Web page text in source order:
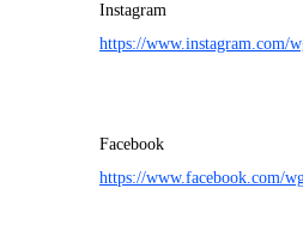
Instagram
https://www.instagram.com/
Facebook
https://www.facebook.com/